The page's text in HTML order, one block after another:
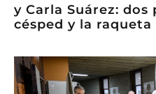
y Carla Suárez:
césped y la raqueta